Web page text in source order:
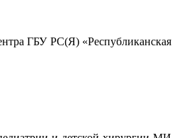
ГБУ РС(Я) «Республиканская